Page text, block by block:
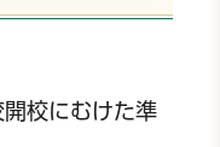
校にむけた準